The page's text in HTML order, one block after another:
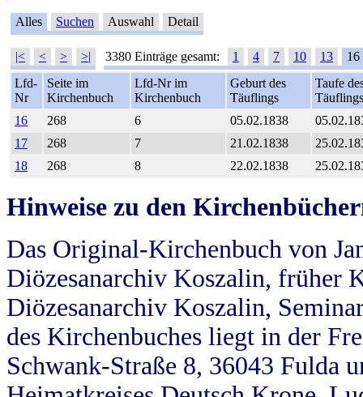
Alles Suchen Auswahl Detail
|< < > >| 3380 Einträge gesamt: 1 4 7 10 13
16
Lfd-
Nr
Seite im
Kirchenbuch
Lfd-Nr im
Kirchenbuch
Geburt des
Täuflings
Taufe
Täuflings
16
268 6 05.02.1838
17
268 7 21.02.1838
18
268 8 22.02.1838
Hinweise zu den
Das Original-Kirchenbuch von
Diözesanarchiv Koszalin, früher
Diözesanarchiv Koszalin,
des Kirchenbuches liegt in der
Schwank-Straße 8, 36043 Fulda